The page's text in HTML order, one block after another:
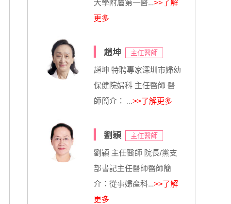
大學附屬第一醫...>>了解
更多
趙坤 主任醫師
趙坤 特聘專家深圳市婦幼
保健院婦科 主任醫師 醫
師簡介： ...>>了解更多
劉穎 主任醫師
劉穎 主任醫師 院長/黨支
部書記主任醫師醫師簡
介：從事婦產科...>>了解
更多